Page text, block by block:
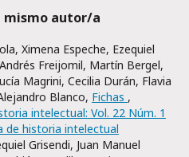
mismo autor/a
Ximena Espeche, Ezequiel
Freijomil, Martín Bergel,
Magrini, Cecilia Durán, Flavia
Blanco, Fichas ,
intelectual: Vol. 22 Núm. 1
de historia intelectual
Grisendi, Juan Manuel